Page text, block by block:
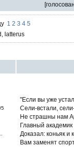
1 2 3 4 5
latterus
"Если вы уже
Сели-встали,
Не страшны нам
Главный
Доказал: коньяк и
Вам заменят